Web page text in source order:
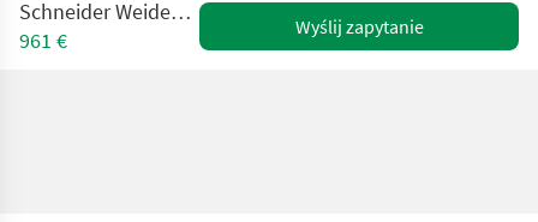
Schneider Weidemann HV - Euro
961 €
Wyślij zapytanie